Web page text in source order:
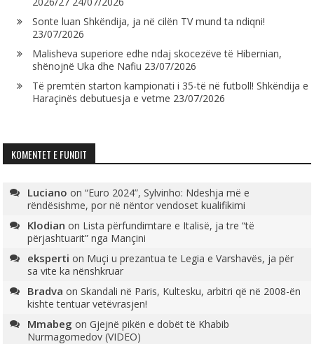
Sonte luan Shkëndija, ja në cilën TV mund ta ndiqni!
23/07/2026
Malisheva superiore edhe ndaj skocezëve të Hibernian,
shënojnë Uka dhe Nafiu 23/07/2026
Të premtën starton kampionati i 35-të në futboll! Shkëndija e
Haraçinës debutuesja e vetme 23/07/2026
KOMENTET E FUNDIT
Luciano on“Euro 2024”, Sylvinho: Ndeshja më e
rëndësishme, por në nëntor vendoset kualifikimi
Klodian on Lista përfundimtare e Italisë, ja tre “të
përjashtuarit” nga Mançini
eksperti on Muçi u prezantua te Legia e Varshavës, ja për
sa vite ka nënshkruar
Bradva onSkandali në Paris, Kultesku, arbitri që në 2008-ën
kishte tentuar vetëvrasjen!
Mmabeg onGjejnë pikën e dobët të Khabib
Nurmagomedov (VIDEO)